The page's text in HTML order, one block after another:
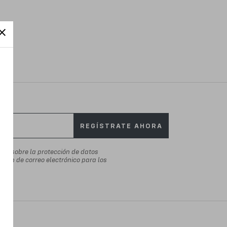
REGÍSTRATE AHORA
sobre la protección de datos
de correo electrónico para los